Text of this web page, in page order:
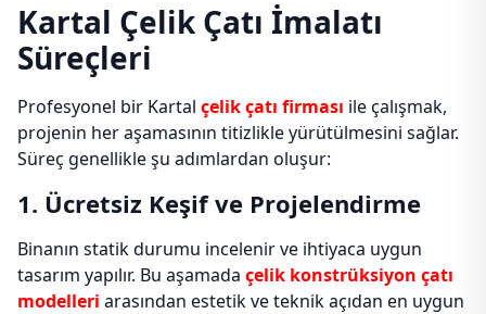
Kartal Çelik Çatı İmalatı
Süreçleri
Profesyonel bir Kartal çelik çatı firması ile çalışmak,
projenin her aşamasının titizlikle yürütülmesini sağlar.
Süreç genellikle şu adımlardan oluşur:
1. Ücretsiz Keşif ve Projelendirme
Binanın statik durumu incelenir ve ihtiyaca uygun
tasarım yapılır. Bu aşamada çelik konstrüksiyon çatı
modelleri arasından estetik ve teknik açıdan en uygun